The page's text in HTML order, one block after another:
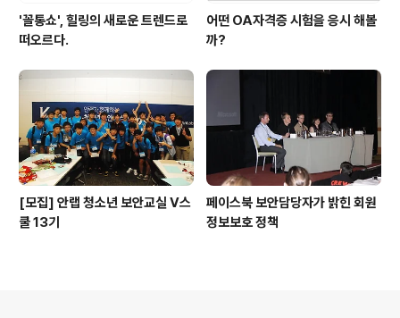
'꼴통쇼', 힐링의 새로운 트렌드로
떠오르다.
어떤 OA자격증 시험을 응시 해볼
까?
[모집] 안랩 청소년 보안교실 V스
쿨 13기
페이스북 보안담당자가 밝힌 회원
정보보호 정책